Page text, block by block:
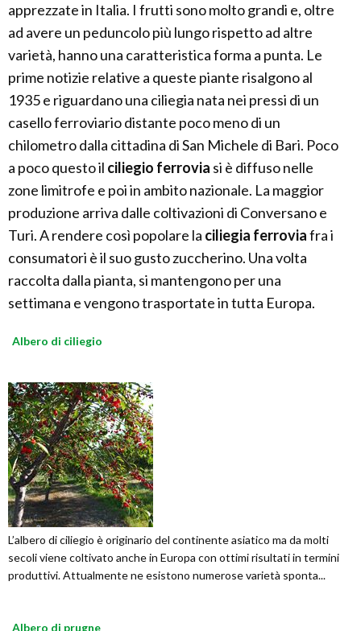
apprezzate in Italia. I frutti sono molto grandi e, oltre
ad avere un peduncolo più lungo rispetto ad altre
varietà, hanno una caratteristica forma a punta. Le
prime notizie relative a queste piante risalgono al
1935 e riguardano una ciliegia nata nei pressi di un
casello ferroviario distante poco meno di un
chilometro dalla cittadina di San Michele di Bari. Poco
a poco questo il ciliegio ferrovia si è diffuso nelle
zone limitrofe e poi in ambito nazionale. La maggior
produzione arriva dalle coltivazioni di Conversano e
Turi. A rendere così popolare la ciliegia ferroviafra i
consumatori è il suo gusto zuccherino. Una volta
raccolta dalla pianta, si mantengono per una
settimana e vengono trasportate in tutta Europa.
Albero di ciliegio
L’albero di ciliegio è originario del continente asiatico ma da molti
secoli viene coltivato anche in Europa con ottimi risultati in termini
produttivi. Attualmente ne esistono numerose varietà sponta...
Albero di prugne